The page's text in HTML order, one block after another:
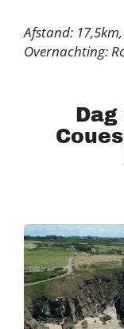
Afstand:
Overnachting: